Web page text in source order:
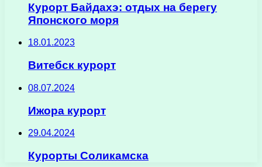
Курорт Байдахэ: отдых на берегу
Японского моря
18.01.2023
Витебск курорт
08.07.2024
Ижора курорт
29.04.2024
Курорты Соликамска